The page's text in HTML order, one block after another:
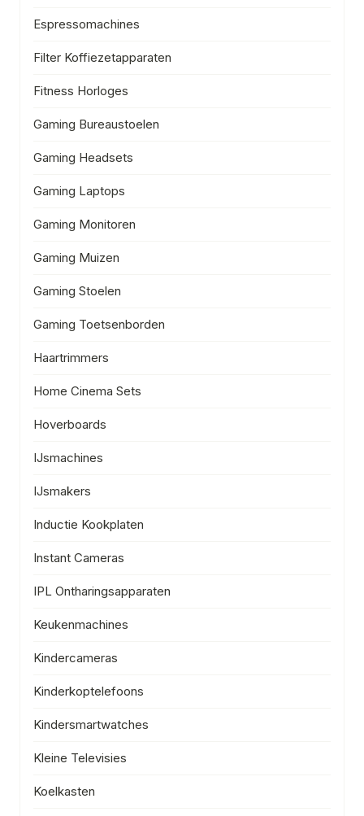
Espressomachines
Filter Koffiezetapparaten
Fitness Horloges
Gaming Bureaustoelen
Gaming Headsets
Gaming Laptops
Gaming Monitoren
Gaming Muizen
Gaming Stoelen
Gaming Toetsenborden
Haartrimmers
Home Cinema Sets
Hoverboards
IJsmachines
IJsmakers
Inductie Kookplaten
Instant Cameras
IPL Ontharingsapparaten
Keukenmachines
Kindercameras
Kinderkoptelefoons
Kindersmartwatches
Kleine Televisies
Koelkasten